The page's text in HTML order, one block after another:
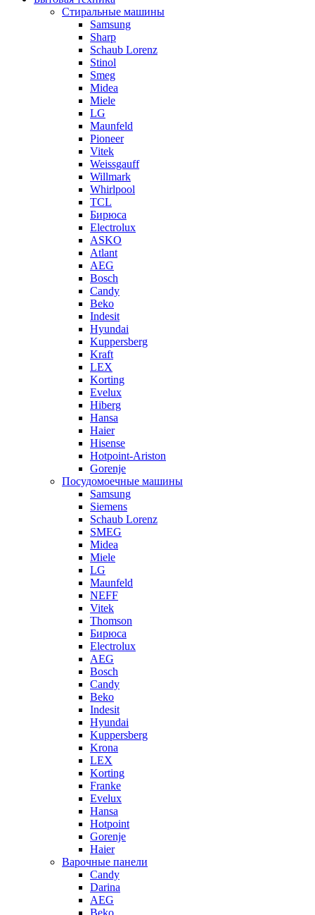
Стиральные машины
Samsung
Sharp
Schaub Lorenz
Stinol
Smeg
Midea
Miele
LG
Maunfeld
Pioneer
Vitek
Weissgauff
Willmark
Whirlpool
TCL
Бирюса
Electrolux
ASKO
Atlant
AEG
Bosch
Candy
Beko
Indesit
Hyundai
Kuppersberg
Kraft
LEX
Korting
Evelux
Hiberg
Hansa
Haier
Hisense
Hotpoint-Ariston
Gorenje
Посудомоечные машины
Samsung
Siemens
Schaub Lorenz
SMEG
Midea
Miele
LG
Maunfeld
NEFF
Vitek
Thomson
Бирюса
Electrolux
AEG
Bosch
Candy
Beko
Indesit
Hyundai
Kuppersberg
Krona
LEX
Korting
Franke
Evelux
Hansa
Hotpoint
Gorenje
Haier
Варочные панели
Candy
Darina
AEG